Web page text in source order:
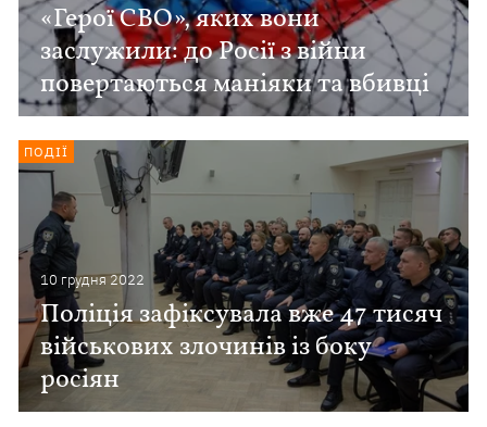
«Герої СВО», яких вони
заслужили: до Росії з війни
повертаються маніяки та вбивці
10 грудня 2022
Поліція зафіксувала вже 47 тисяч
військових злочинів із боку
росіян
ПОДІЇ